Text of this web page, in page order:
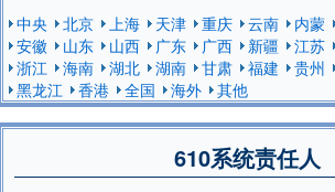
中央 北京 上海 天津 重庆 云南 内蒙
安徽
山东 山西 广东 广西 新疆 江苏
浙江
海南 湖北 湖南 甘肃 福建 贵州
黑龙江
香港 全国 海外 其他
610系统责任人